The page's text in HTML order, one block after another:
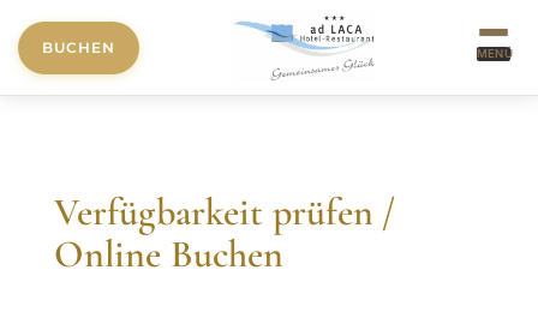
BUCHEN MENÜ
Verfügbarkeit prüfen /
Online Buchen